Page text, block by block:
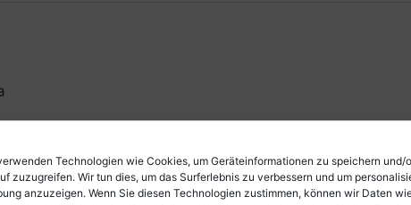
Technologien wie Cookies, um Geräteinformationen zu speichern und/
zuzugreifen. Wir tun dies, um das Surferlebnis zu verbessern und um
anzuzeigen. Wenn Sie diesen Technologien zustimmen, können wir Daten